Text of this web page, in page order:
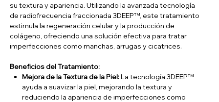
su textura y apariencia. Utilizando la avanzada tecnología
de radiofrecuencia fraccionada 3DEEP™, este tratamiento
estimula la regeneración celular y la producción de
colágeno, ofreciendo una solución efectiva para tratar
imperfecciones como manchas, arrugas y cicatrices.
Beneficios del Tratamiento:
Mejora de la Textura de la Piel:La tecnología 3DEEP™
ayuda a suavizar la piel, mejorando la textura y
reduciendo la apariencia de imperfecciones como